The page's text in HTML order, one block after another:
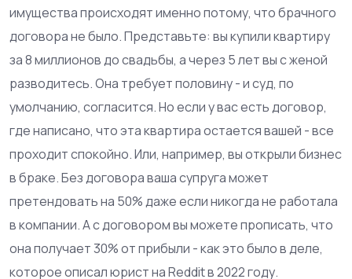
имущества происходят именно потому, что брачного
договора не было. Представьте: вы купили квартиру
за 8 миллионов до свадьбы, а через 5 лет вы с женой
разводитесь. Она требует половину - и суд, по
умолчанию, согласится. Но если у вас есть договор,
где написано, что эта квартира остается вашей - все
проходит спокойно. Или, например, вы открыли бизнес
в браке. Без договора ваша супруга может
претендовать на 50% даже если никогда не работала
в компании. А с договором вы можете прописать, что
она получает 30% от прибыли - как это было в деле,
которое описал юрист на Reddit в 2022 году.